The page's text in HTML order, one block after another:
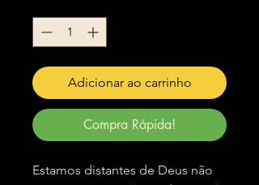
Adicionar ao carrinho
Compra Rápida!
Estamos distantes de Deus não